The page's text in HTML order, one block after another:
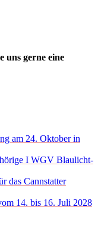
uns gerne eine
am 24. Oktober in
I WGV Blaulicht-
das Cannstatter
14. bis 16. Juli 2028